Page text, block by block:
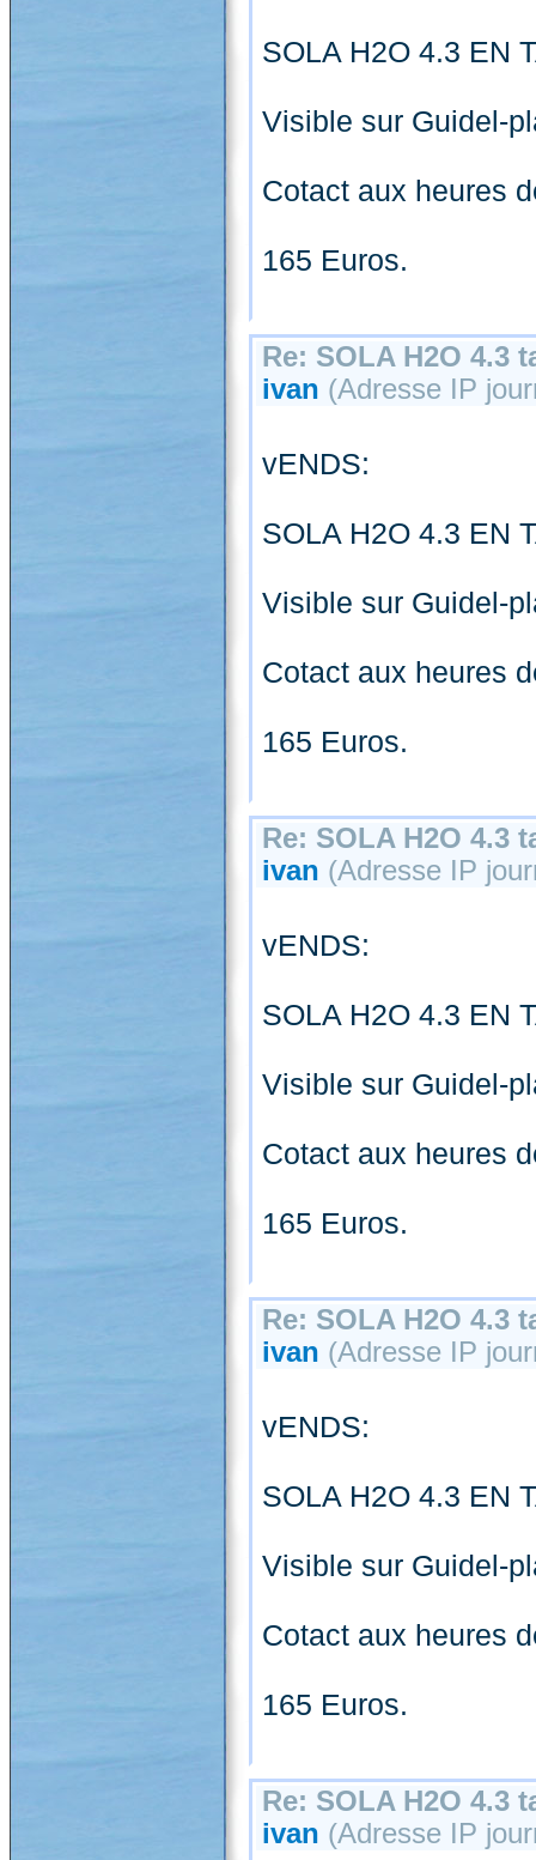
SOLA H2O 4.3 EN
Visible sur Guidel-
Cotact aux heures
165 Euros.
Re: SOLA H2O 4.3
ivan (Adresse IP
vENDS:
SOLA H2O 4.3 EN
Visible sur Guidel-
Cotact aux heures
165 Euros.
Re: SOLA H2O 4.3
ivan (Adresse IP
vENDS:
SOLA H2O 4.3 EN
Visible sur Guidel-
Cotact aux heures
165 Euros.
Re: SOLA H2O 4.3
ivan (Adresse IP
vENDS:
SOLA H2O 4.3 EN
Visible sur Guidel-
Cotact aux heures
165 Euros.
Re: SOLA H2O 4.3
ivan (Adresse IP